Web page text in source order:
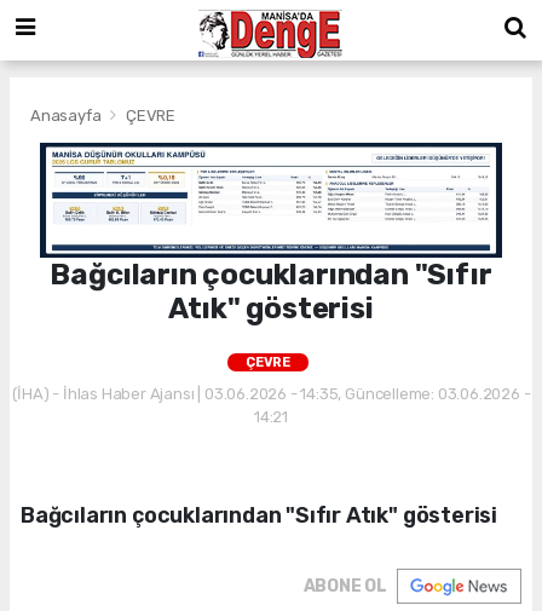
Anasayfa ÇEVRE
Bağcıların çocuklarından "Sıfır
Atık" gösterisi
ÇEVRE
(İHA) - İhlas Haber Ajansı | 03.06.2026 - 14:35, Güncelleme: 03.06.2026 -
14:21
Bağcıların çocuklarından "Sıfır Atık" gösterisi
ABONE OL